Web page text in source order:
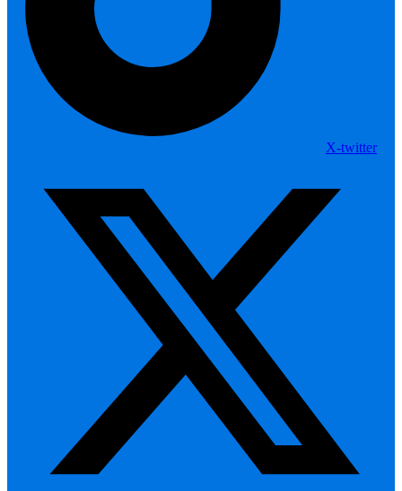
X-twitter